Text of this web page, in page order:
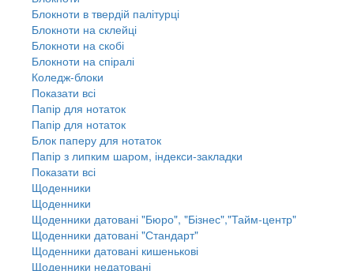
Блокноти в твердій палітурці
Блокноти на склейці
Блокноти на скобі
Блокноти на спіралі
Коледж-блоки
Показати всі
Папір для нотаток
Папір для нотаток
Блок паперу для нотаток
Папір з липким шаром, індекси-закладки
Показати всі
Щоденники
Щоденники
Щоденники датовані "Бюро", "Бізнес","Тайм-центр"
Щоденники датовані "Стандарт"
Щоденники датовані кишенькові
Щоденники недатовані